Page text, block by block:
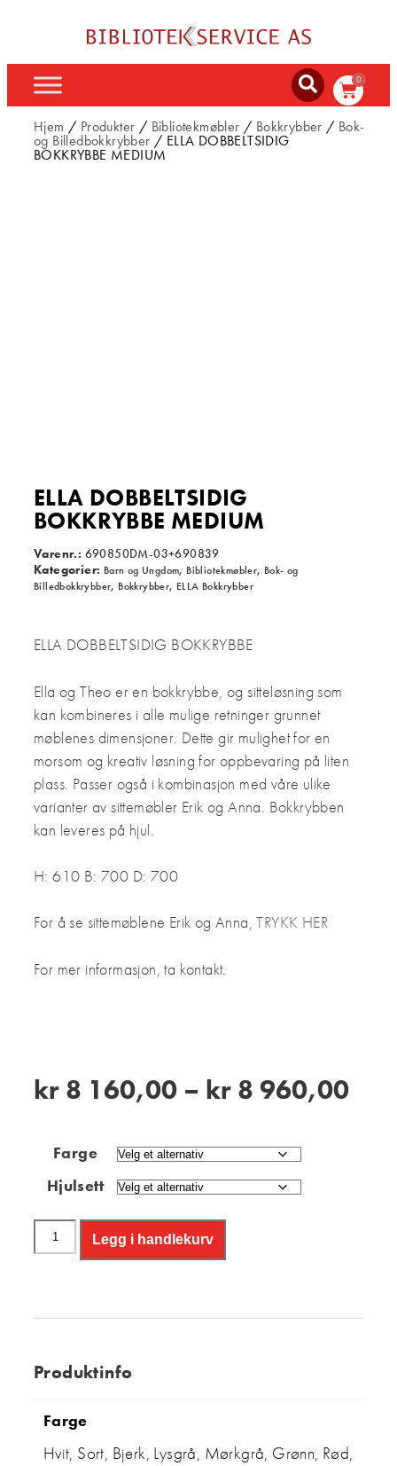
0
Hjem / Produkter / Bibliotekmøbler / Bokkrybber / Bok-
og Billedbokkrybber / ELLA DOBBELTSIDIG
BOKKRYBBE MEDIUM
ELLA DOBBELTSIDIG
BOKKRYBBE MEDIUM
Varenr.: 690850DM-03+690839
Kategorier: Barn og Ungdom, Bibliotekmøbler, Bok- og
Billedbokkrybber, Bokkrybber, ELLA Bokkrybber
ELLA DOBBELTSIDIG BOKKRYBBE
Ella og Theo er en bokkrybbe, og sitteløsning som
kan kombineres i alle mulige retninger grunnet
møblenes dimensjoner. Dette gir mulighet for en
morsom og kreativ løsning for oppbevaring på liten
plass. Passer også i kombinasjon med våre ulike
varianter av sittemøbler Erik og Anna. Bokkrybben
kan leveres på hjul.
H: 610 B: 700 D: 700
For å se sittemøblene Erik og Anna,TRYKK HER
For mer informasjon, ta kontakt.
kr 8 160,00 – kr 8 960,00
Farge
Hjulsett
Legg i handlekurv
Produktinfo
Farge
Hvit, Sort, Bjerk, Lysgrå, Mørkgrå, Grønn, Rød,